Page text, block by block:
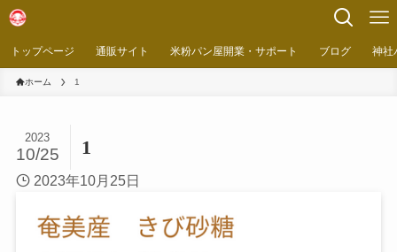
トップページ 通販サイト 米粉パン屋開業・サポート ブログ 神社
ホーム 1
1
2023
10/25
2023年10月25日